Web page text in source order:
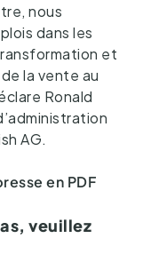
nous
dans les
et
la vente au
Ronald
AG.
en PDF
veuillez